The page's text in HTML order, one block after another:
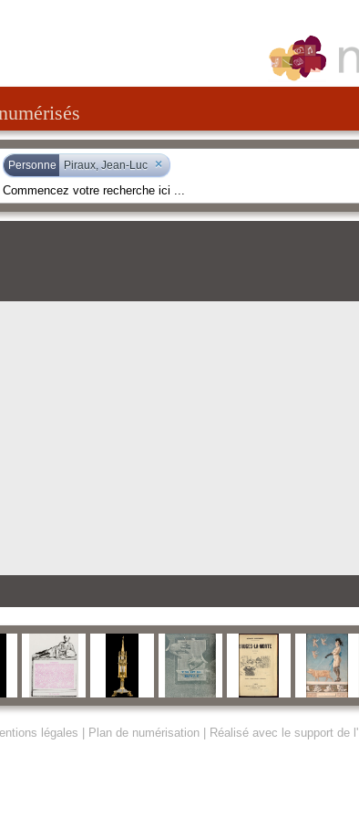
Personne Piraux, Jean-Luc ×
légales Plan de numérisation| Réalisé avec le support de l'